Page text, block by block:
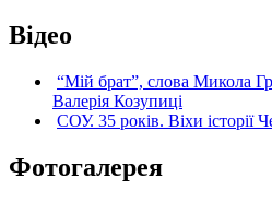
Відео
“Мій брат”, слова Микола
Валерія Козупиці
СОУ. 35 років. Віхи історії
Фотогалерея